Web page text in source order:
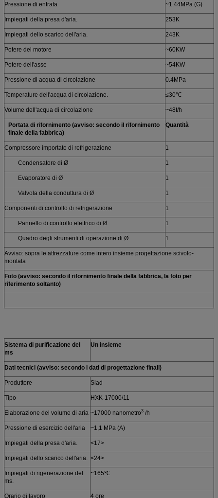
Pressione di entrata ~1.44MPa (G)
Impiegati della presa d'aria. 253K
Impiegati dello scarico dell'aria. 243K
Potere del motore ~60KW
Potere dell'asse ~54KW
Pressione di acqua di circolazione 0.4MPa
Temperature dell'acqua di circolazione. ≤30℃
Volume dell'acqua di circolazione ~48t/h
Portata di rifornimento (avviso: secondo il rifornimento
finale della fabbrica)
Quantità
Compressore importato di refrigerazione 1
Condensatore di Ø 1
Evaporatore di Ø 1
Valvola della conduttura di Ø 1
Componenti di controllo di refrigerazione 1
Pannello di controllo elettrico di Ø 1
Quadro degli strumenti di operazione di Ø 1
Avviso: sopra le attrezzature come intero insieme progettazione scivolo-
montata
Foto (avviso: secondo il rifornimento finale della fabbrica, la foto per
riferimento soltanto)
Sistema di purificazione del
ms
Un insieme
Dati tecnici (avviso: secondo i dati di progettazione finali)
Produttore Siad
Tipo HXK-17000/11
Elaborazione del volume di aria ~17000 nanometro3 /h
Pressione di esercizio dell'aria ~1,1 MPa (A)
Impiegati della presa d'aria. <17>
Impiegati dello scarico dell'aria. <24>
Impiegati di rigenerazione del
ms.
~165℃
Orario di lavoro 4 ore